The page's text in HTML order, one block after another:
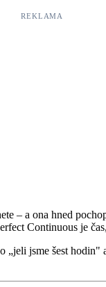
REKLAMA
– a ona hned
Continuous je
„jeli jsme šest